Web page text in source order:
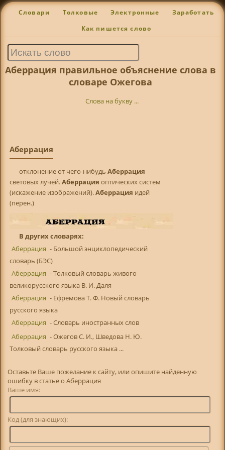
Словари Толковые Электронные Заработать
Как пишется слово
Аберрация правильное объяснение слова в
словаре Ожегова
Слова на букву ...
Аберрация
отклонение от чего-нибудьАберрация
световых лучей.Аберрация оптических систем
(искажение изображений).Аберрация идей
(перен.)
В других словарях:
Аберрация - Большой энциклопедический
словарь (БЭС)
Аберрация - Толковый словарь живого
великорусского языка В. И. Даля
Аберрация - Ефремова Т. Ф. Новый словарь
русского языка
Аберрация - Словарь иностранных слов
Аберрация - Ожегов С. И., Шведова Н. Ю.
Толковый словарь русского языка ...
Оставьте Ваше пожелание к сайту, или опишите найденную
ошибку в статье о Аберрация
Ваше имя:
Код (для знающих):